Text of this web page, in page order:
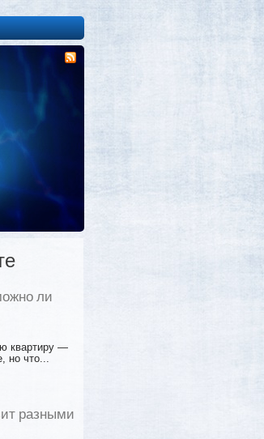
ли
квартиру —
но что...
разными